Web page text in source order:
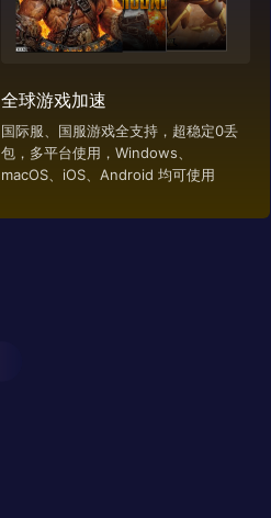
全球游戏加速
国际服、国服游戏全支持，超稳定0丢
包，多平台使用，Windows、
macOS、iOS、Android 均可使用